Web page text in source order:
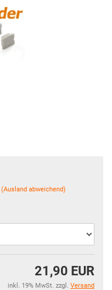
(Ausland abweichend)
21,90 EUR
inkl. 19% MwSt. zzgl. Versand